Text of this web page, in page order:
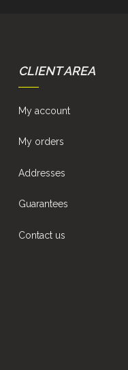
CLIENT AREA
My account
My orders
Addresses
Guarantees
Contact us